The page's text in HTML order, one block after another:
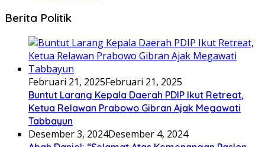
Berita Politik
Februari 21, 2025Februari 21, 2025
Buntut Larang Kepala Daerah PDIP Ikut Retreat,
Ketua Relawan Prabowo Gibran Ajak Megawati
Tabbayun
Desember 3, 2024Desember 4, 2024